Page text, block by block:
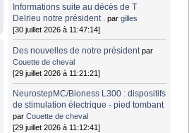
Informations suite au décès de T
Delrieu notre président . pargilles
[30 juillet 2026 à 11:47:14]
Des nouvelles de notre président par
Couette de cheval
[29 juillet 2026 à 11:21:21]
NeurostepMC/Bioness L300 : dispositifs
de stimulation électrique - pied tombant
parCouette de cheval
[29 juillet 2026 à 11:12:41]